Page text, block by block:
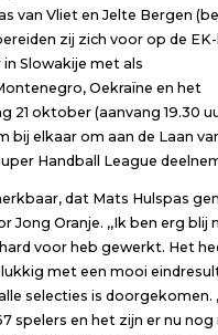
van Vliet en Jelte Bergen
zij zich voor op de
Slowakije met als
Oekraïne en het
21 oktober (aanvang 19.30
bij elkaar om aan de Laan
Handball League
dat Mats Hulspas
Jong Oranje. ,,Ik ben erg blij
voor heb gewerkt. Het
met een mooi
selecties is doorgekomen.
spelers en het zijn er nu nog